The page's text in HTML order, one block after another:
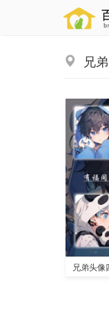
兄
兄弟头像